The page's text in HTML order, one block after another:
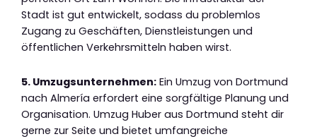
Stadt ist gut entwickelt, sodass du problemlos
Zugang zu Geschäften, Dienstleistungen und
öffentlichen Verkehrsmitteln haben wirst.
5. Umzugsunternehmen: Ein Umzug von Dortmund
nach Almería erfordert eine sorgfältige Planung und
Organisation. Umzug Huber aus Dortmund steht dir
gerne zur Seite und bietet umfangreiche